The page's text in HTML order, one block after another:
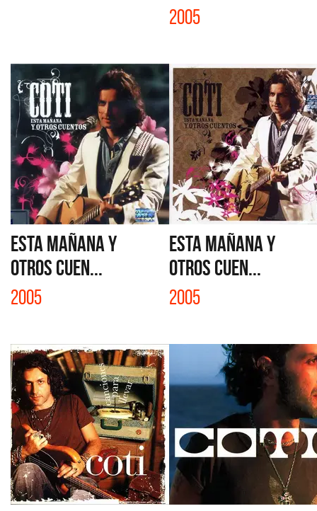
2005
ESTA MAÑANA Y
OTROS CUEN...
2005
ESTA MAÑANA Y
OTROS CUEN...
2005